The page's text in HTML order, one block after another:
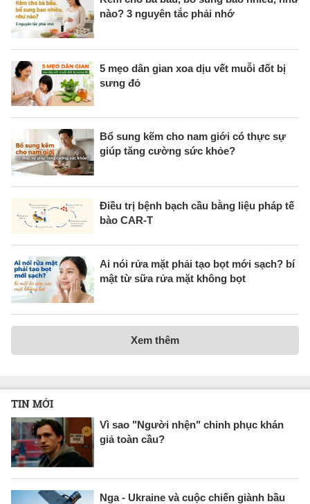
nào? 3 nguyên tắc phải nhớ
5 mẹo dân gian xoa dịu vết muỗi đốt bị
sưng đỏ
Bổ sung kẽm cho nam giới có thực sự
giúp tăng cường sức khỏe?
Điều trị bệnh bạch cầu bằng liệu pháp tế
bào CAR-T
Ai nói rửa mặt phải tạo bọt mới sạch? bí
mật từ sữa rửa mặt không bọt
Xem thêm
TIN MỚI
Vì sao "Người nhện" chinh phục khán
giả toàn cầu?
Nga - Ukraine và cuộc chiến giành bầu